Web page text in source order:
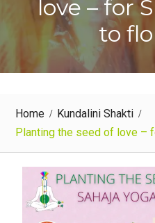
love – for
to
Home
Kundalini Shakti
Planting the seed of love –